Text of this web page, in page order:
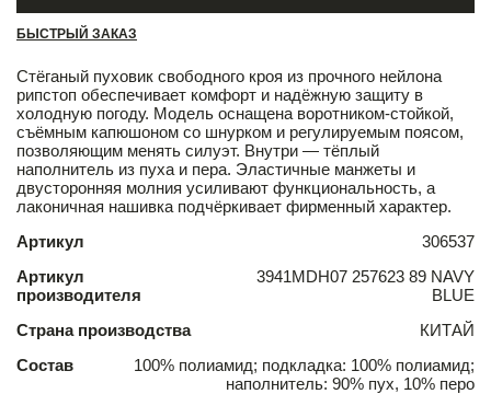
БЫСТРЫЙ ЗАКАЗ
Стёганый пуховик свободного кроя из прочного нейлона
рипстоп обеспечивает комфорт и надёжную защиту в
холодную погоду. Модель оснащена воротником-стойкой,
съёмным капюшоном со шнурком и регулируемым поясом,
позволяющим менять силуэт. Внутри — тёплый
наполнитель из пуха и пера. Эластичные манжеты и
двусторонняя молния усиливают функциональность, а
лаконичная нашивка подчёркивает фирменный характер.
Артикул
306537
Артикул
производителя
3941MDH07 257623 89 NAVY
BLUE
Страна производства
КИТАЙ
Состав
100% полиамид; подкладка: 100% полиамид;
наполнитель: 90% пух, 10% перо